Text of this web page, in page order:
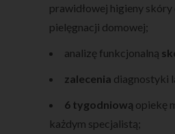
prawidłowej higieny skóry
pielęgnacji domowej;
analizę funkcjonalną
zalecenia diagnostyki
6 tygodniową opiekę
każdym specjalistą;